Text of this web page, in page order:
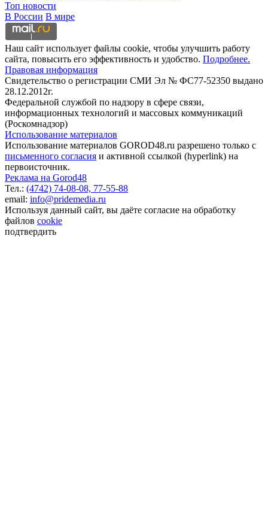
Топ новости
В России В мире
Наш сайт использует файлы cookie, чтобы улучшить работу
сайта, повысить его эффективность и удобство. Подробнее.
Правовая информация
Свидетельство о регистрации СМИ Эл № ФС77-52350 выдано
28.12.2012г.
Федеральной службой по надзору в сфере связи,
информационных технологий и массовых коммуникаций
(Роскомнадзор)
Использование материалов
Использование материалов GOROD48.ru разрешено только с
письменного согласия и активной ссылкой (hyperlink) на
первоисточник.
Реклама на Gorod48
Тел.: (4742) 74-08-08, 77-55-88
email: info@pridemedia.ru
Используя данный сайт, вы даёте согласие на обработку
файлов cookie
подтвердить